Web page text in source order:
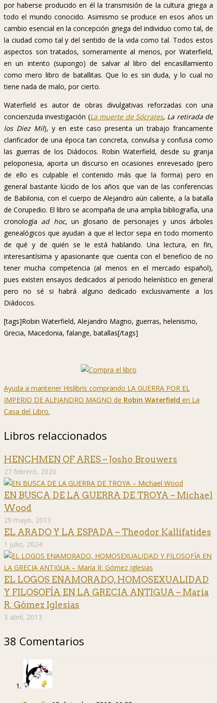
por haberse producido en él la transmisión de la cultura griega a
todo el mundo conocido. Asimismo se produce en esos años un
cambio esencial en la concepción griega del individuo como tal, de
la ciudad como tal y del sentido de la vida como tal. Todos estos
aspectos son tratados, someramente al menos, por Waterfield,
en un intento (supongo) de salvar al libro del encasillamiento
como mero libro de batallitas. Que lo es sin duda, y lo cual no
tiene nada de malo, por cierto.
Waterfield es autor de obras divulgativas reforzadas con una
concienzuda investigación (La muerte de Sócrates, La retirada de
los Diez Mil), y en este caso presenta un trabajo francamente
clarificador de una época tan concreta, convulsa y confusa como
las guerras de los Diádocos. Robin Waterfield, desde su granja
peloponesia, aporta un discurso en ocasiones enrevesado (pero
de ello es culpable el contenido más que la forma) pero en
general bastante lúcido de los años que van de las conferencias
de Babilonia, con el cuerpo de Alejandro aún caliente, a la batalla
de Corupedio. El libro se acompaña de una amplia bibliografía, una
cronología ad hoc, un glosario de personajes y unos árboles
genealógicos que ayudan a que el lector sepa en todo momento
de qué y de quién se le está hablando. Una lectura, en fin,
interesantísima y apasionante que cuenta con el beneficio de no
tener mucha competencia (al menos en el mercado español),
pues existen ensayos dedicados al periodo helenístico en general
pero no sé si habrá alguno dedicado exclusivamente a los
Diádocos.
[tags]Robin Waterfield, Alejandro Magno, guerras, helenismo,
Grecia, Macedonia, falange, batallas[/tags]
Ayuda a mantener Hislibris comprando LA GUERRA POR EL
IMPERIO DE ALEJANDRO MAGNO de Robin Waterfield en La
Casa del Libro.
Libros relaccionados
HENCHMEN OF ARES – Josho Brouwers
27 febrero, 2020
EN BUSCA DE LA GUERRA DE TROYA – Michael
Wood
29 mayo, 2013
EL ARADO Y LA ESPADA – Theodor Kallifatides
1 julio, 2024
EL LOGOS ENAMORADO, HOMOSEXUALIDAD
Y FILOSOFÍA EN LA GRECIA ANTIGUA – María
R. Gómez Iglesias
3 abril, 2013
38 Comentarios